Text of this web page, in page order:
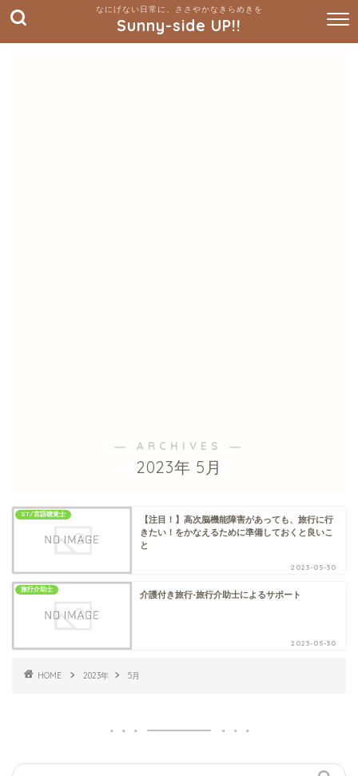
Sunny-side UP!!
― ARCHIVES ―
2023年 5月
ST/言語聴覚士
【注目！】高次脳機能障害があっても、旅行に行
きたい！をかなえるために準備しておくと良いこ
と
2023-05-30
旅行介助士 介護付き旅行-旅行介助士によるサポート
2023-05-30
HOME 2023年 5月